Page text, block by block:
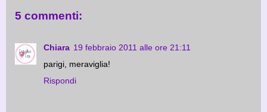
5 commenti:
Chiara 19 febbraio 2011 alle ore 21:11
parigi, meraviglia!
Rispondi